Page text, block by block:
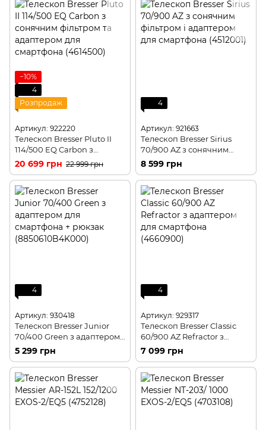
−10%
4
Розпродаж
Артикул: 922220
Телескоп Bresser Pluto II
114/500 EQ Carbon з
сонячним фільтром та
адаптером для смартфона
(4614500)
20 699 грн 22 999 грн
4
Артикул: 921663
Телескоп Bresser Sirius
70/900 AZ з сонячним
фільтром і адаптером для
смартфона (4512001)
8 599 грн
4
Артикул: 930418
Телескоп Bresser Junior
70/400 Green з адаптером
для смартфона + рюкзак
(8850610B4K000)
5 299 грн
4
Артикул: 929317
Телескоп Bresser Classic
60/900 AZ Refractor з
адаптером для смартфона
(4660900)
7 099 грн